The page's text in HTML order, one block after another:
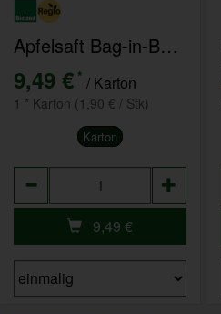
Apfelsaft Bag-in-Box 5l
9,49 € * / Karton
1 * Karton (1,90 € / Stk)
Karton
9,49 €